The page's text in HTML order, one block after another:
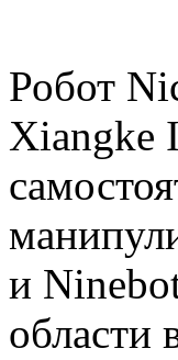
Робот
Xiangke
и
области